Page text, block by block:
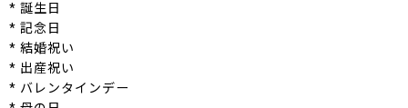
* 誕生日
* 記念日
* 結婚祝い
* 出産祝い
* バレンタインデー